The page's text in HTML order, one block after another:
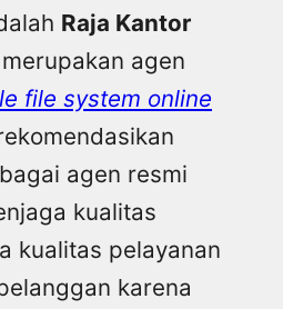
Raja Kantor
agen
file system online
agen resmi
kualitas
kualitas pelayanan
karena